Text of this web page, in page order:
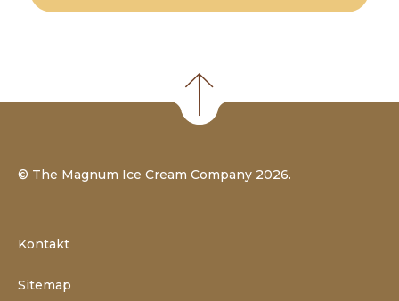
© The Magnum Ice Cream Company 2026.
Kontakt
Sitemap